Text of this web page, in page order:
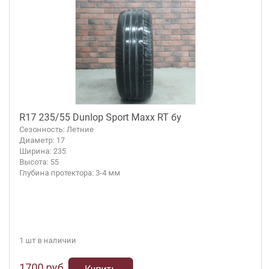
R17 235/55 Dunlop Sport Maxx RT бу
Сезонность: Летние
Диаметр: 17
Ширина: 235
Высота: 55
Глубина протектора: 3-4 мм
1 шт в наличии